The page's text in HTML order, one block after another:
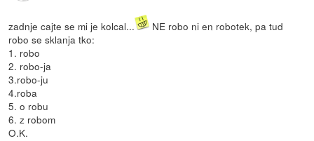
zadnje cajte se mi je kolcal...
NE robo ni en robotek, pa tud
robo se sklanja tko:
1. robo
2. robo-ja
3.robo-ju
4.roba
5. o robu
6. z robom
O.K.